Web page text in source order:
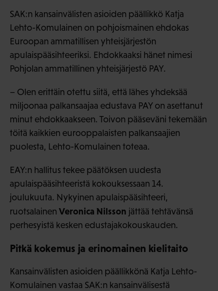
SAK:n kansainvälisten asioiden päällikkö Katja
Lehto-Komulainen on pohjoismainen ehdokas
Euroopan ammatillisen yhteisjärjestön
apulaispääsihteeriksi. Ehdokkaaksi hänet nimesi
Pohjolan ammatillinen yhteisjärjestö PAY.
– Olen erittäin otettu siitä, että lähes yhdeksää
miljoonaa palkansaajaa edustava PAY on asettanut
minut ehdokkaakseen. Toivon pääseväni tekemään
töitä kaikkien eurooppalaisten palkansaajien
puolesta, Lehto-Komulainen toteaa.
EAY:n hallitus tekee päätöksen uudesta
apulaispääsihteeristä kokouksessaan 14.
joulukuuta. Nykyinen apulaispääsihteeri,
ruotsalainen Veronica Nilsson jättää tehtävänsä
perhesyistä kesken edustajakokouskauden.
Pitkä kokemus ja erinomainen kielitaito
Kansainvälisten asioiden päällikkönä Katja Lehto-
Komulainen vastaa SAK:n kansainvälisestä